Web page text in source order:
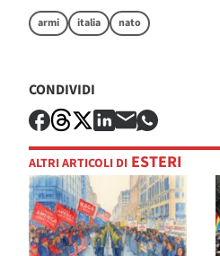
armi italia nato
CONDIVIDI
ALTRI ARTICOLI DI ESTERI